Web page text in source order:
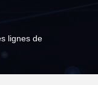
lignes de